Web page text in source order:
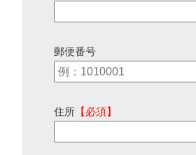
郵便番号
住所 【必須】